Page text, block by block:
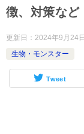
徴、対策など
更新日： 2024年9月24日
生物・モンスター
Tweet